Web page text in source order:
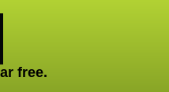
free.